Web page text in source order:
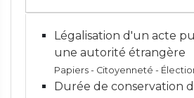
Légalisation d'un acte
une autorité étrangère
Papiers - Citoyenneté -
Durée de conservation